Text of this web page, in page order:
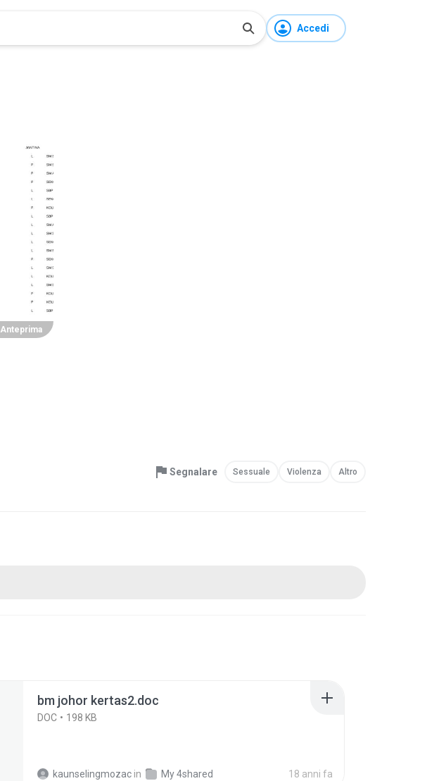
Accedi
Anteprima
Segnalare Sessuale Violenza Altro
bm johor kertas2.doc
DOC 198 KB
kaunselingmozac in My 4shared 18 anni fa